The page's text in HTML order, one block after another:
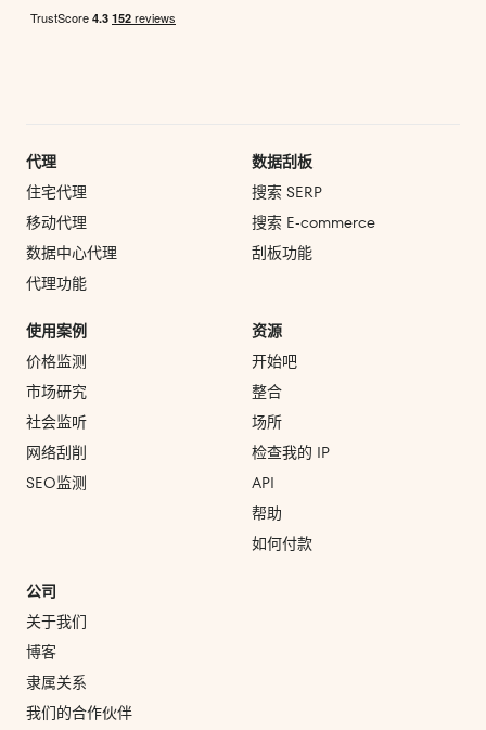
代理
住宅代理
移动代理
数据中心代理
代理功能
数据刮板
搜索 SERP
搜索 E‑commerce
刮板功能
使用案例
价格监测
市场研究
社会监听
网络刮削
SEO监测
资源
开始吧
整合
场所
检查我的 IP
API
帮助
如何付款
公司
关于我们
博客
隶属关系
我们的合作伙伴